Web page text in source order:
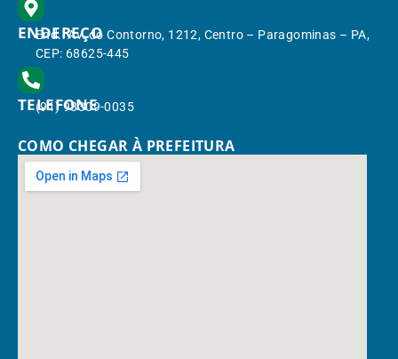
ENDEREÇO
End.: Av. do Contorno, 1212, Centro – Paragominas – PA,
CEP: 68625-445
TELEFONE
(91) 98309-0035
COMO CHEGAR À PREFEITURA